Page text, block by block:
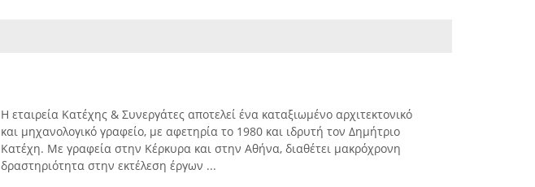
Η εταιρεία Κατέχης & Συνεργάτες αποτελεί ένα καταξιωμένο αρχιτεκτονικό
και μηχανολογικό γραφείο, με αφετηρία το 1980 και ιδρυτή τον Δημήτριο
Κατέχη. Με γραφεία στην Κέρκυρα και στην Αθήνα, διαθέτει μακρόχρονη
δραστηριότητα στην εκτέλεση έργων ...